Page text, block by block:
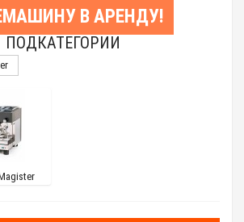
В АРЕНДУ!
ПОДКАТЕГОРИИ